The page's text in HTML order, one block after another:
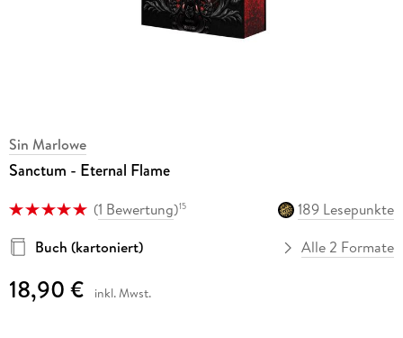
Sin Marlowe
Sanctum - Eternal Flame
(1 Bewertung)15
189 Lesepunkte
Buch (kartoniert)
Alle 2 Formate
18,90 € inkl. Mwst.